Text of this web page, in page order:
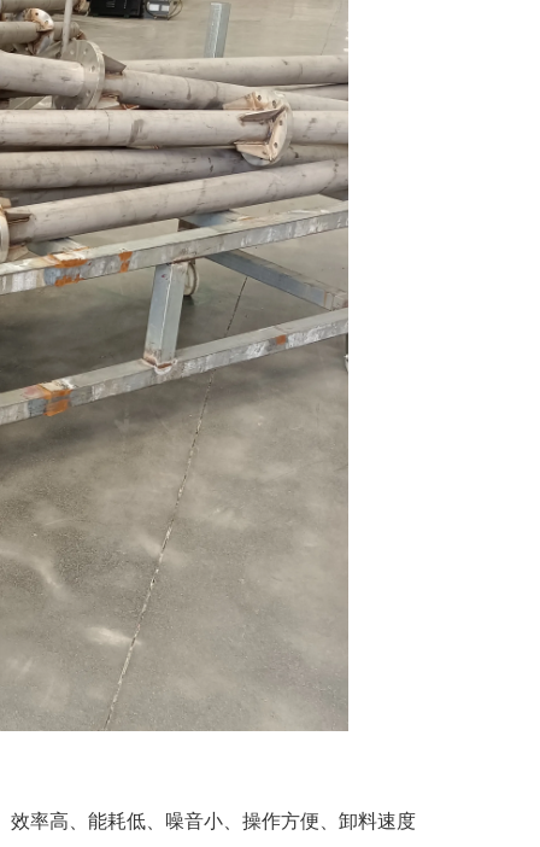
率高、能耗低、噪音小、操作方便、卸料速度